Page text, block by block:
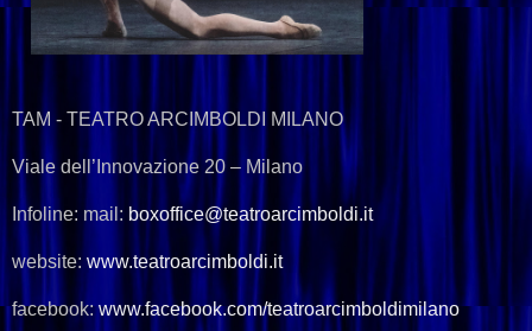
TAM - TEATRO ARCIMBOLDI MILANO
Viale dell’Innovazione 20 – Milano
Infoline: mail: boxoffice@teatroarcimboldi.it
website: www.teatroarcimboldi.it
facebook:www.facebook.com/teatroarcimboldimilano